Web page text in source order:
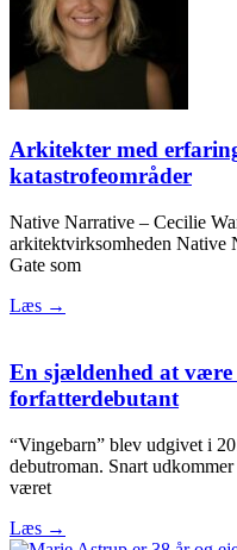
Arkitekter med
katastrofeområder
Native Narrative – Cecilie
arkitektvirksomheden Native
Gate som
Læs →
En sjældenhed at
forfatterdebutant
“Vingebarn” blev udgivet i
debutroman. Snart
været
Læs →